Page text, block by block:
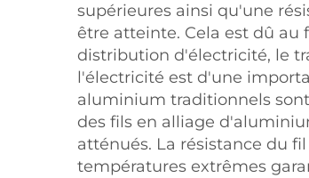
supérieures ainsi qu'une
être atteinte. Cela est dû au
distribution d'électricité, le
l'électricité est d'une
aluminium traditionnels
des fils en alliage
atténués. La résistance du
températures extrêmes